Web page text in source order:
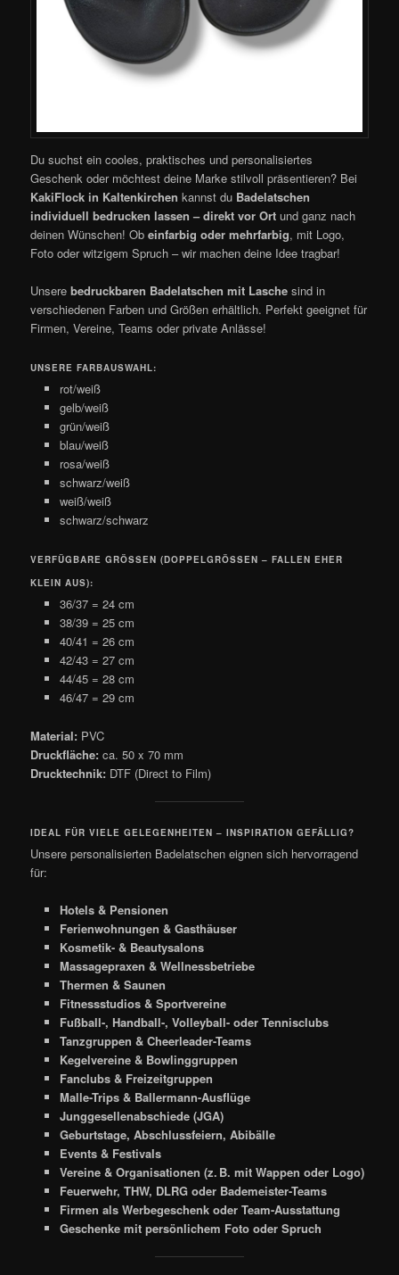
Du suchst ein cooles, praktisches und personalisiertes
Geschenk oder möchtest deine Marke stilvoll präsentieren? Bei
KakiFlock in Kaltenkirchen kannst du Badelatschen
individuell bedrucken lassen – direkt vor Ort und ganz nach
deinen Wünschen! Obeinfarbig oder mehrfarbig, mit Logo,
Foto oder witzigem Spruch – wir machen deine Idee tragbar!
Unserebedruckbaren Badelatschen mit Lasche sind in
verschiedenen Farben und Größen erhältlich. Perfekt geeignet für
Firmen, Vereine, Teams oder private Anlässe!
UNSERE FARBAUSWAHL:
rot/weiß
gelb/weiß
grün/weiß
blau/weiß
rosa/weiß
schwarz/weiß
weiß/weiß
schwarz/schwarz
VERFÜGBARE GRÖSSEN (DOPPELGRÖSSEN – FALLEN EHER KL
EIN AUS):
36/37 = 24 cm
38/39 = 25 cm
40/41 = 26 cm
42/43 = 27 cm
44/45 = 28 cm
46/47 = 29 cm
Material: PVC
Druckfläche: ca. 50 x 70 mm
Drucktechnik: DTF (Direct to Film)
IDEAL FÜR VIELE GELEGENHEITEN – INSPIRATION GEFÄLLIG?
Unsere personalisierten Badelatschen eignen sich hervorragend
für:
Hotels & Pensionen
Ferienwohnungen & Gasthäuser
Kosmetik- & Beautysalons
Massagepraxen & Wellnessbetriebe
Thermen & Saunen
Fitnessstudios & Sportvereine
Fußball-, Handball-, Volleyball- oder Tennisclubs
Tanzgruppen & Cheerleader-Teams
Kegelvereine & Bowlinggruppen
Fanclubs & Freizeitgruppen
Malle-Trips & Ballermann-Ausflüge
Junggesellenabschiede (JGA)
Geburtstage, Abschlussfeiern, Abibälle
Events & Festivals
Vereine & Organisationen (z. B. mit Wappen oder Logo)
Feuerwehr, THW, DLRG oder Bademeister-Teams
Firmen als Werbegeschenk oder Team-Ausstattung
Geschenke mit persönlichem Foto oder Spruch